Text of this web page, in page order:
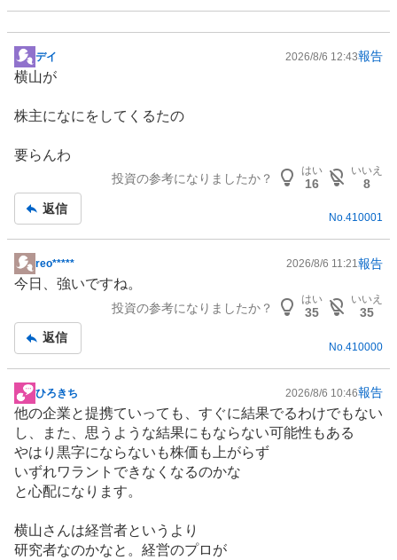
掲
示
記
デイ 2026/8/6 12:43報告
横山が
株主になにをしてくるたの
要らんわ
投資の参考になりましたか？
はい
16
いいえ
8
返信
No.410001
掲
示
事
reo***** 2026/8/6 11:21報告
今日、強いですね。
投資の参考になりましたか？
はい
35
いいえ
35
返信
No. 410000
掲
示
板
記
事
ひろきち 2026/8/6 10:46報告
他の企業と提携ていっても、すぐに結果でるわけでもない
し、また、思うような結果にもならない可能性もある
やはり黒字にならないも株価も上がらず
いずれワラントできなくなるのかな
と心配になります。
横山さんは経営者というより
研究者なのかなと。経営のプロが